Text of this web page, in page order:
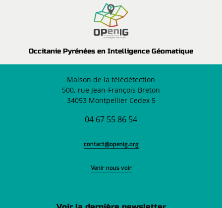
Occitanie Pyrénées en Intelligence Géomatique
Maison de la télédétection
500, rue Jean-François Breton
34093 Montpellier Cedex 5
04 67 55 86 54
contact@openig.org
Venir nous voir